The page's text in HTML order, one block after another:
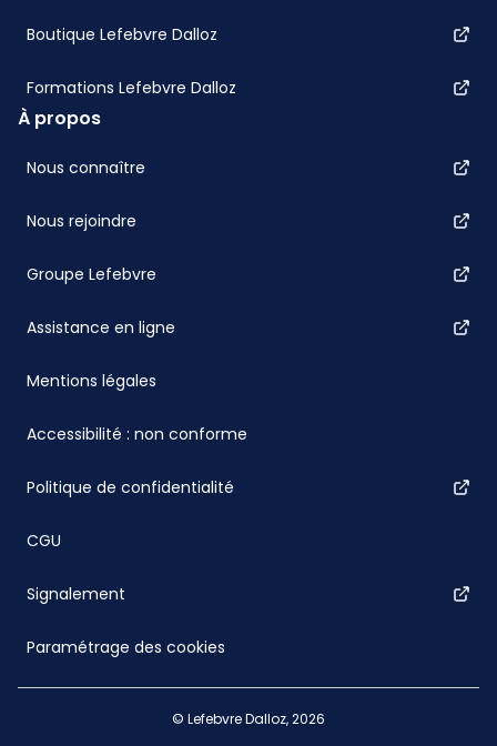
Boutique Lefebvre Dalloz
Formations Lefebvre Dalloz
À propos
Nous connaître
Nous rejoindre
Groupe Lefebvre
Assistance en ligne
Mentions légales
Accessibilité : non conforme
Politique de confidentialité
CGU
Signalement
Paramétrage des cookies
© Lefebvre Dalloz, 2026